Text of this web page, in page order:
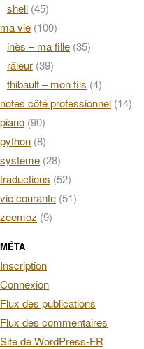
shell (45)
ma vie (100)
inès – ma fille (35)
râleur (39)
thibault – mon fils (4)
notes côté professionnel (14)
piano (90)
python (8)
système (28)
traductions (52)
vie courante (51)
zeemoz (9)
MÉTA
Inscription
Connexion
Flux des publications
Flux des commentaires
Site de WordPress-FR